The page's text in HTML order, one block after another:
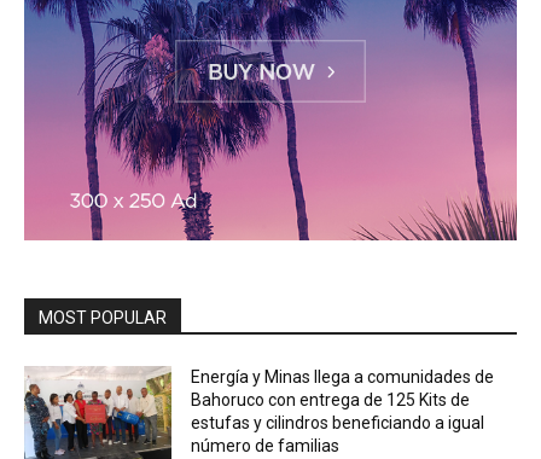
MOST POPULAR
Energía y Minas llega a comunidades de
Bahoruco con entrega de 125 Kits de
estufas y cilindros beneficiando a igual
número de familias